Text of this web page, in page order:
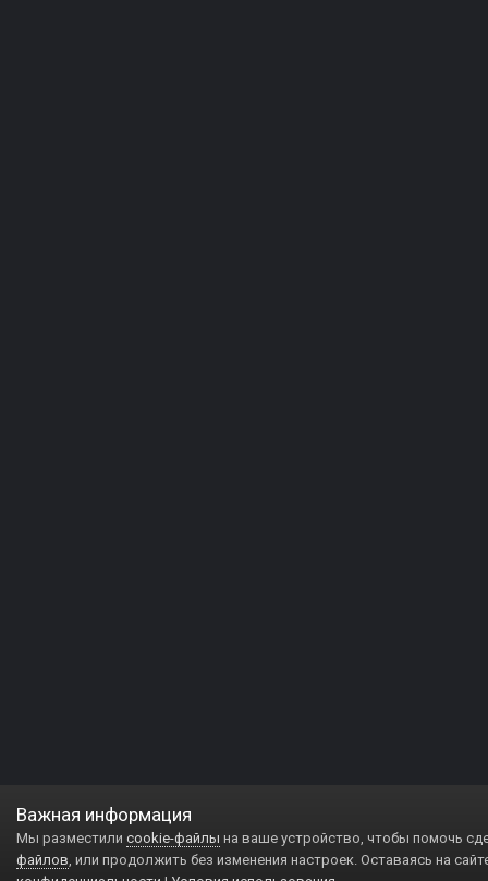
Важная информация
Мы разместили cookie-файлы на ваше устройство, чтобы помочь
файлов, или продолжить без изменения настроек. Оставаясь на